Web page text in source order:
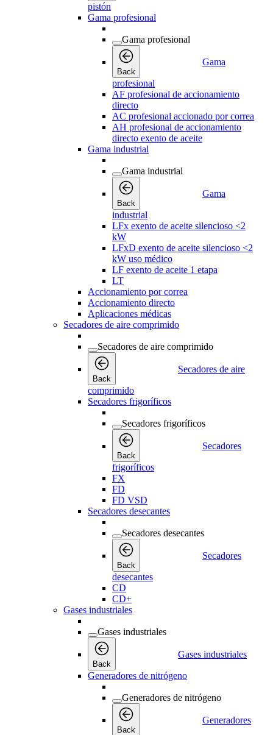
pistón
Gama profesional
Gama profesional
Back
Gama
profesional
AF profesional de accionamiento
directo
AC profesional accionado por correa
AH profesional de accionamiento
directo exento de aceite
Gama industrial
Gama industrial
Back
Gama
industrial
LFx exento de aceite silencioso <2
kW
LFxD exento de aceite silencioso <2
kW uso médico
LF exento de aceite 1 etapa
LT
Accionamiento por correa
Accionamiento directo
Aplicaciones médicas
Secadores de aire comprimido
Secadores de aire comprimido
Back
Secadores de aire
comprimido
Secadores frigoríficos
Secadores frigoríficos
Back
Secadores
frigoríficos
FX
FD
FD VSD
Secadores desecantes
Secadores desecantes
Back
Secadores
desecantes
CD
CD+
Gases industriales
Gases industriales
Back
Gases industriales
Generadores de nitrógeno
Generadores de nitrógeno
Back
Generadores